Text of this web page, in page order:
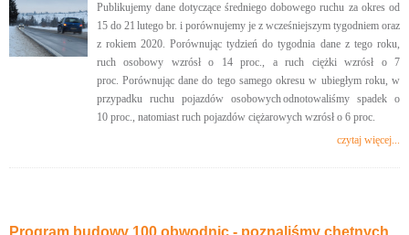
Publikujemy dane dotyczące średniego dobowego ruchu za okres od
15 do 21 lutego br. i porównujemy je z wcześniejszym tygodniem oraz
z rokiem 2020. Porównując tydzień do tygodnia dane z tego roku,
ruch osobowy wzrósł o 14 proc., a ruch ciężki wzrósł o 7
proc. Porównując dane do tego samego okresu w ubiegłym roku, w
przypadku ruchu pojazdów osobowych odnotowaliśmy spadek o
10 proc., natomiast ruch pojazdów ciężarowych wzrósł o 6 proc.
czytaj więcej...
Program budowy 100 obwodnic - poznaliśmy chętnych